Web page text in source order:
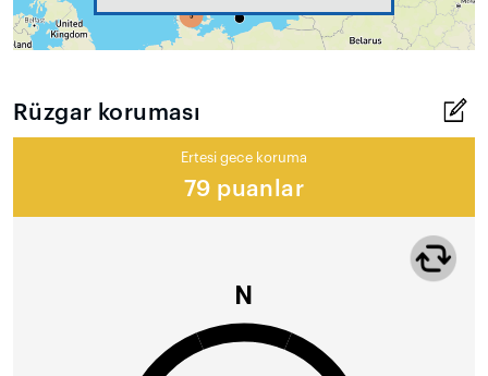
Rüzgar koruması
Ertesi gece koruma
79 puanlar
N